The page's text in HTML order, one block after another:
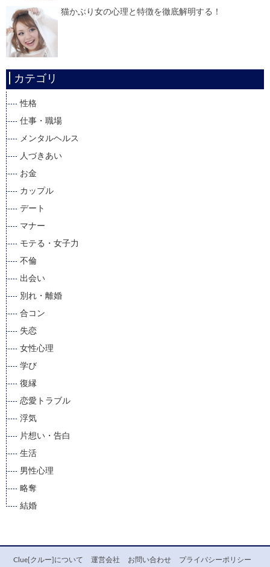
猫かぶり女の心理と特徴を徹底解明する！
カテゴリ
性格
仕事・職場
メンタルヘルス
人づきあい
お金
カップル
デート
マナー
モテる・女子力
不倫
出会い
別れ・離婚
合コン
失恋
女性心理
学び
復縁
恋愛トラブル
浮気
片想い・告白
生活
男性心理
略奪
結婚
Clue[クルー]について 運営会社 お問い合わせ プライバシーポリシー